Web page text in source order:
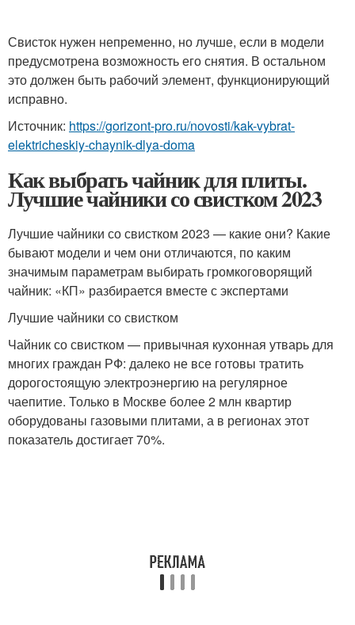
Свисток нужен непременно, но лучше, если в модели
предусмотрена возможность его снятия. В остальном
это должен быть рабочий элемент, функционирующий
исправно.
Источник: https://gorizont-pro.ru/novosti/kak-vybrat-
elektricheskiy-chaynik-dlya-doma
Как выбрать чайник для плиты.
Лучшие чайники со свистком 2023
Лучшие чайники со свистком 2023 — какие они? Какие
бывают модели и чем они отличаются, по каким
значимым параметрам выбирать громкоговорящий
чайник: «КП» разбирается вместе с экспертами
Лучшие чайники со свистком
Чайник со свистком — привычная кухонная утварь для
многих граждан РФ: далеко не все готовы тратить
дорогостоящую электроэнергию на регулярное
чаепитие. Только в Москве более 2 млн квартир
оборудованы газовыми плитами, а в регионах этот
показатель достигает 70%.